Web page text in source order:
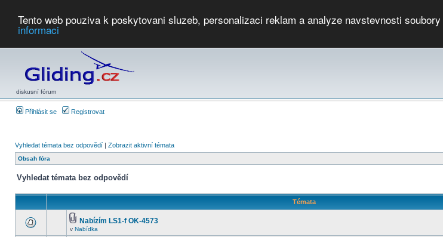
Tento web pouziva k poskytovani sluzeb, personalizaci reklam a analyze navstevnosti
informaci
diskusní fórum
Přihlásit se Registrovat
Vyhledat témata bez odpovědí | Zobrazit aktivní témata
Obsah fóra
Vyhledat témata bez odpovědí
Témata
Nabízím LS1-f OK-4573
v Nabídka